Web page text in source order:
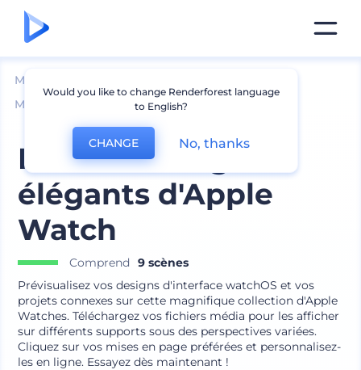
Mockups
Mockup d՛accessoires pour Appareils
Pack de designs
élégants d'Apple
Watch
Comprend
9 scènes
Prévisualisez vos designs d'interface watchOS et vos
projets connexes sur cette magnifique collection d'Apple
Watches. Téléchargez vos fichiers média pour les afficher
sur différents supports sous des perspectives variées.
Cliquez sur vos mises en page préférées et personnalisez-
les en ligne. Essayez dès maintenant !
Would you like to change Renderforest language
to English?
CHANGE No, thanks